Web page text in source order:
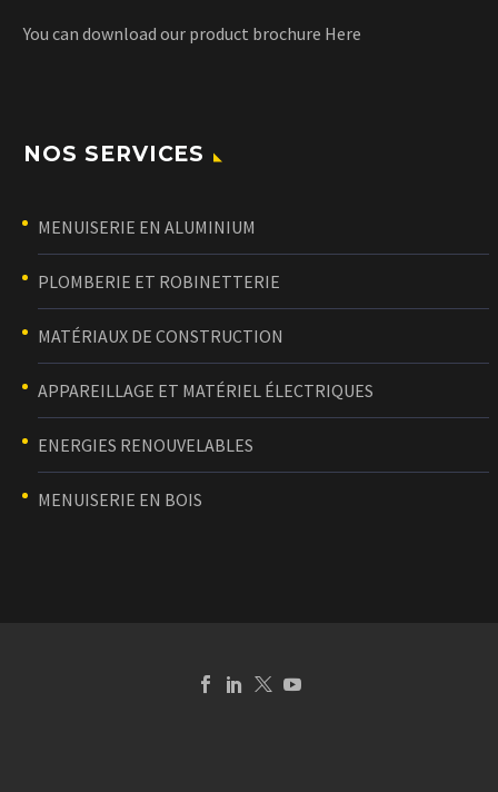
You can download our product brochure Here
NOS SERVICES
MENUISERIE EN ALUMINIUM
PLOMBERIE ET ROBINETTERIE
MATÉRIAUX DE CONSTRUCTION
APPAREILLAGE ET MATÉRIEL ÉLECTRIQUES
ENERGIES RENOUVELABLES
MENUISERIE EN BOIS